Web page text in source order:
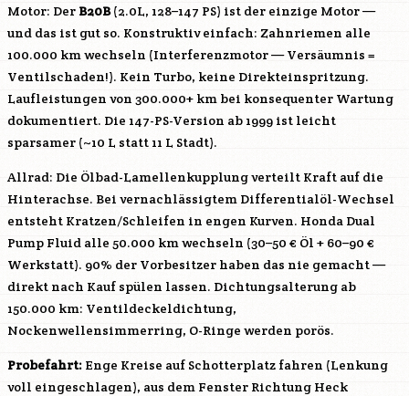
Motor: Der B20B(2.0L, 128–147 PS) ist der einzige Motor —
und das ist gut so. Konstruktiv einfach: Zahnriemen alle
100.000 km wechseln (Interferenzmotor — Versäumnis =
Ventilschaden!). Kein Turbo, keine Direkteinspritzung.
Laufleistungen von 300.000+ km bei konsequenter Wartung
dokumentiert. Die 147-PS-Version ab 1999 ist leicht
sparsamer (~10 L statt 11 L Stadt).
Allrad: Die Ölbad-Lamellenkupplung verteilt Kraft auf die
Hinterachse. Bei vernachlässigtem Differentialöl-Wechsel
entsteht Kratzen/Schleifen in engen Kurven. Honda Dual
Pump Fluid alle 50.000 km wechseln (30–50 € Öl + 60–90 €
Werkstatt). 90% der Vorbesitzer haben das nie gemacht —
direkt nach Kauf spülen lassen. Dichtungsalterung ab
150.000 km: Ventildeckeldichtung,
Nockenwellensimmerring, O-Ringe werden porös.
Probefahrt: Enge Kreise auf Schotterplatz fahren (Lenkung
voll eingeschlagen), aus dem Fenster Richtung Heck